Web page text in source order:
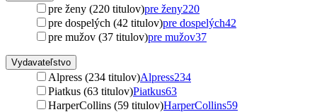
pre ženy (220 titulov)pre ženy220
pre dospelých (42 titulov)pre dospelých42
pre mužov (37 titulov)pre mužov37
Vydavateľstvo
Alpress (234 titulov)Alpress234
Piatkus (63 titulov)Piatkus63
HarperCollins (59 titulov)HarperCollins59